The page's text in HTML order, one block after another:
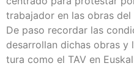
tra­ba­ja­dor en las obras del
De paso recor­dar las
desa­rro­llan dichas obras
tu­ra como el TAV en